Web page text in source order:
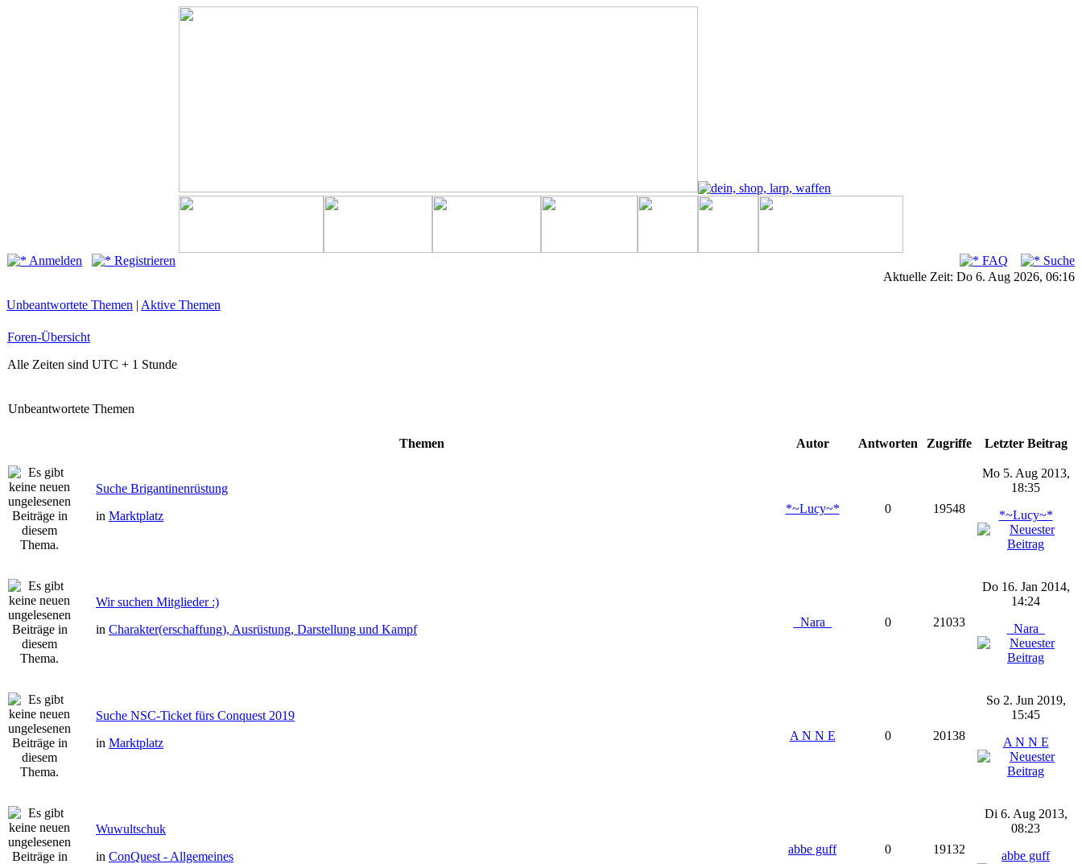
Anmelden Registrieren FAQ
Suche
Aktuelle Zeit: Do 6. Aug 2026, 06:16
Unbeantwortete Themen | Aktive Themen
Foren-Übersicht
Alle Zeiten sind UTC + 1 Stunde
Unbeantwortete Themen
Themen Autor Antworten Zugriffe Letzter Beitrag
Suche Brigantinenrüstung
in Marktplatz
*~Lucy~* 0 19548
Mo 5. Aug 2013,
18:35
*~Lucy~*
Wir suchen Mitglieder :)
in Charakter(erschaffung), Ausrüstung, Darstellung und Kampf
_Nara_ 0 21033
Do 16. Jan 2014,
14:24
_Nara_
Suche NSC-Ticket fürs Conquest 2019
in Marktplatz
A N N E 0 20138
So 2. Jun 2019,
15:45
A N N E
Wuwultschuk
in ConQuest - Allgemeines
abbe guff 0 19132
Di 6. Aug 2013,
08:23
abbe guff